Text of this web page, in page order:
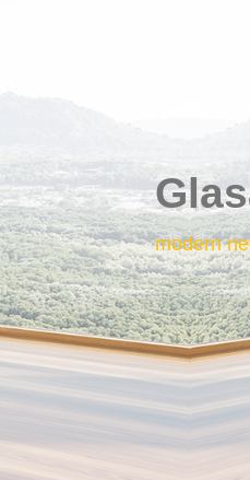
modern